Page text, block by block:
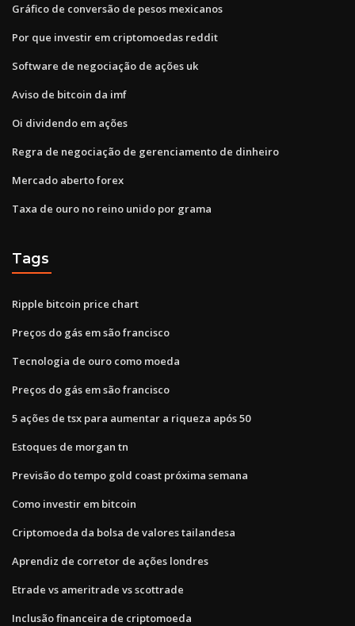
Gráfico de conversão de pesos mexicanos
Por que investir em criptomoedas reddit
Software de negociação de ações uk
Aviso de bitcoin da imf
Oi dividendo em ações
Regra de negociação de gerenciamento de dinheiro
Mercado aberto forex
Taxa de ouro no reino unido por grama
Tags
Ripple bitcoin price chart
Preços do gás em são francisco
Tecnologia de ouro como moeda
Preços do gás em são francisco
5 ações de tsx para aumentar a riqueza após 50
Estoques de morgan tn
Previsão do tempo gold coast próxima semana
Como investir em bitcoin
Criptomoeda da bolsa de valores tailandesa
Aprendiz de corretor de ações londres
Etrade vs ameritrade vs scottrade
Inclusão financeira de criptomoeda